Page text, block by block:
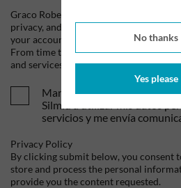
No thanks
Yes please
Graco Roberts is committed to
privacy, and we'll only use your
your account and to provide the
From time to time, we would like to
and services, as well as other content
Mandame tus ofertas y
Silmid a utilizar mis datos
servicios y me envía
Privacy Policy
By clicking submit below, you consent
store and process the personal
provide you the content requested.